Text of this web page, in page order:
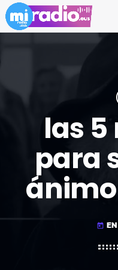
las 5
para
today